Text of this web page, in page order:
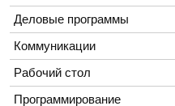
Деловые программы
Коммуникации
Рабочий стол
Программирование